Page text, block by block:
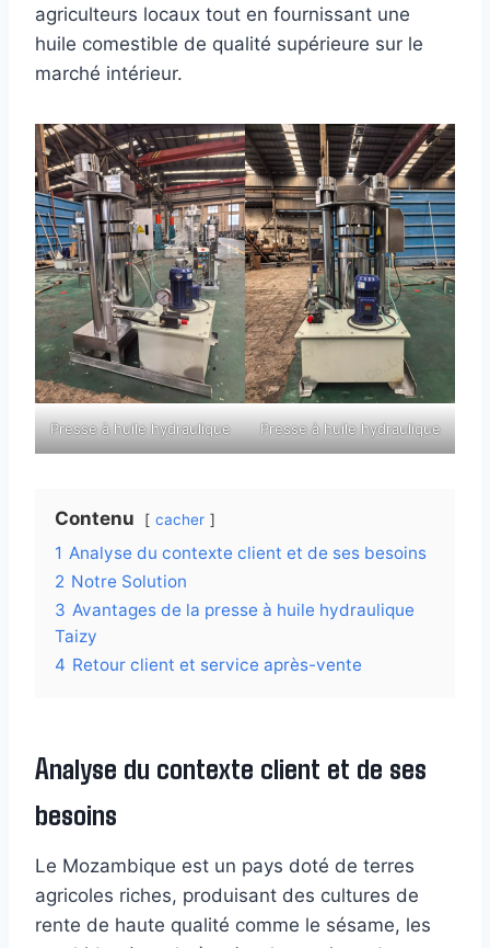
agriculteurs locaux tout en fournissant une
huile comestible de qualité supérieure sur le
marché intérieur.
Presse à huile hydraulique Presse à huile hydraulique
Contenu cacher
1 Analyse du contexte client et de ses besoins
2 Notre Solution
3 Avantages de la presse à huile hydraulique
Taizy
4 Retour client et service après-vente
Analyse du contexte client et de ses
besoins
Le Mozambique est un pays doté de terres
agricoles riches, produisant des cultures de
rente de haute qualité comme le sésame, les